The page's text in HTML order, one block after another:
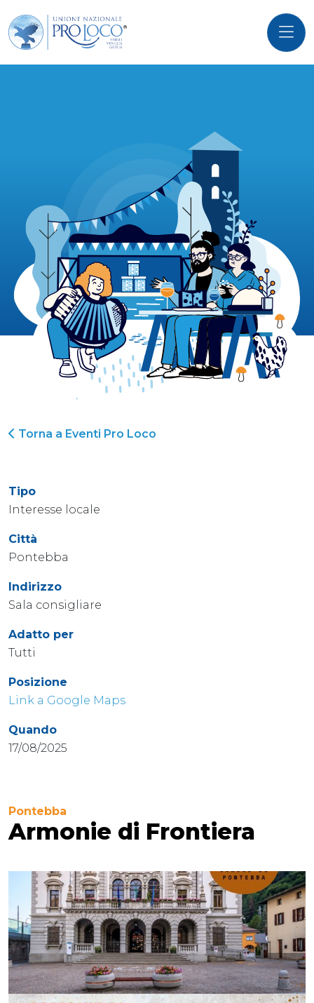
Torna a Eventi Pro Loco
Tipo
Interesse locale
Città
Pontebba
Indirizzo
Sala consigliare
Adatto per
Tutti
Posizione
Link a Google Maps
Quando
17/08/2025
Pontebba
Armonie di Frontiera